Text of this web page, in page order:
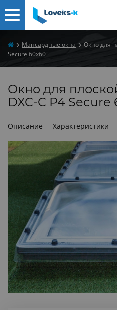
Мансардные окна
Окно для
Secure 60х60
Окно для
DXC-C P4 Secure
Описание Характеристики